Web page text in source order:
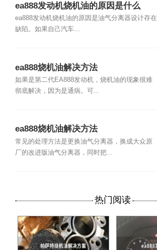
ea888发动机烧机油的原因是什么
ea888发动机烧机油的原因是油气分离器设计存在
缺陷。如果自己汽车...
ea888烧机油解决方法
如果是第二代EA888发动机，烧机油的现象很难
彻底解决，因为是通病。可...
ea888烧机油解决方法
常见的处理方法是更换油气分离器，换成大众原
厂的改进版油气分离器，同时把...
热门阅读